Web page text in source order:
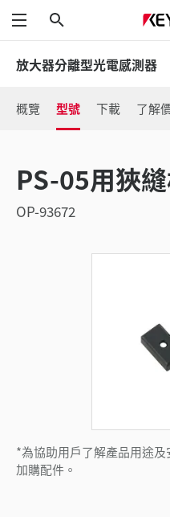
功能表
放大器分離型光電感測器
概覽 型號 下載 了解
PS-05用狹
OP-93672
*為協助用戶了解產品用途
加購配件。